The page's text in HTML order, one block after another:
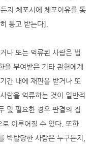
지 체포시에 체포이유를 통
통고 받는다].
나 또는 억류된 사람은 법
을 부여받은 기타 관헌에게
간 내에 재판을 받거나 또
람을 억류하는 것이 일반적
및 필요한 경우 판결의 집
이루어질 수 있다. 또한
박탈당한 사람은 누구든지,